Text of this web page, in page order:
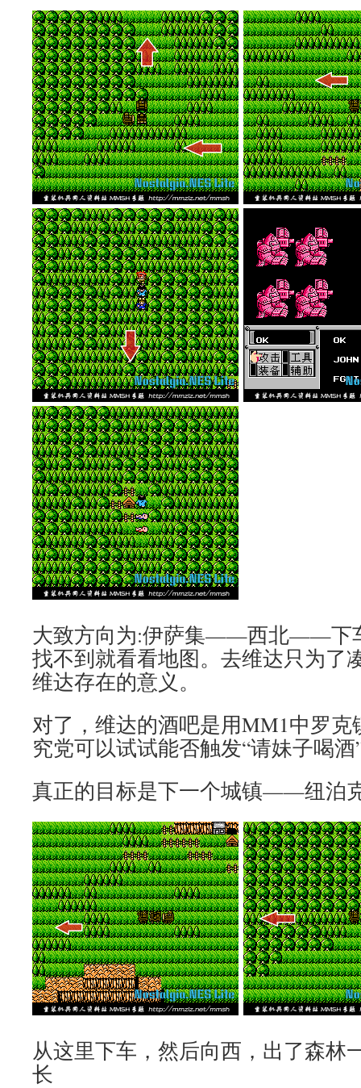
大致方向为:伊萨集——西北——下
找不到就看看地图。去维达只为了
维达存在的意义。
对了，维达的酒吧是用MM1中罗
究党可以试试能否触发“请妹子喝
真正的目标是下一个城镇——纽泊
从这里下车，然后向西，出了森林
长